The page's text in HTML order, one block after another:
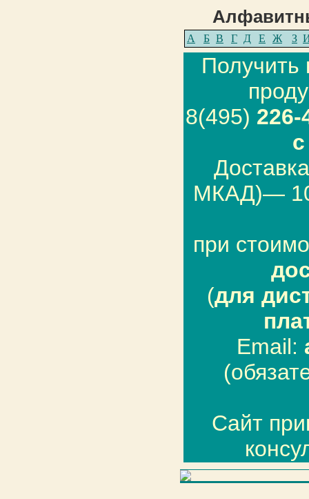
А Б В Г Д Е Ж З
Получить
8(495)
МКАД)—
при
(для
Email:
Сайт